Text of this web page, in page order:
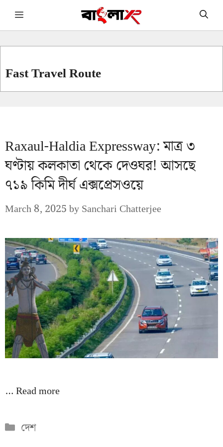
Skip Menu
Fast Travel Route
Raxaul-Haldia Expressway: মাত্র ৩
ঘণ্টায় কলকাতা থেকে দেওঘর! আসছে
৭১৯ কিমি দীর্ঘ এক্সপ্রেসওয়ে
March 8, 2025bySanchari Chatterjee
…Read more
Categories
দেশ